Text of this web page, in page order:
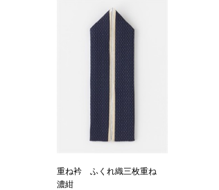
重ね衿 ふくれ織三枚重ね
濃紺